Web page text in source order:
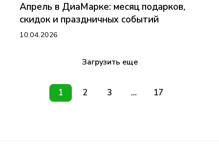
Апрель в ДиаМарке: месяц подарков,
скидок и праздничных событий
10.04.2026
Загрузить еще
1 2 3 ... 17